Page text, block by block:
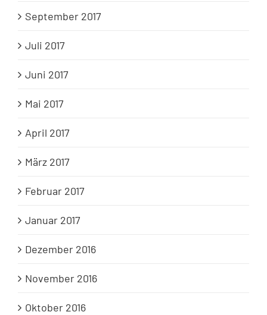
September 2017
Juli 2017
Juni 2017
Mai 2017
April 2017
März 2017
Februar 2017
Januar 2017
Dezember 2016
November 2016
Oktober 2016